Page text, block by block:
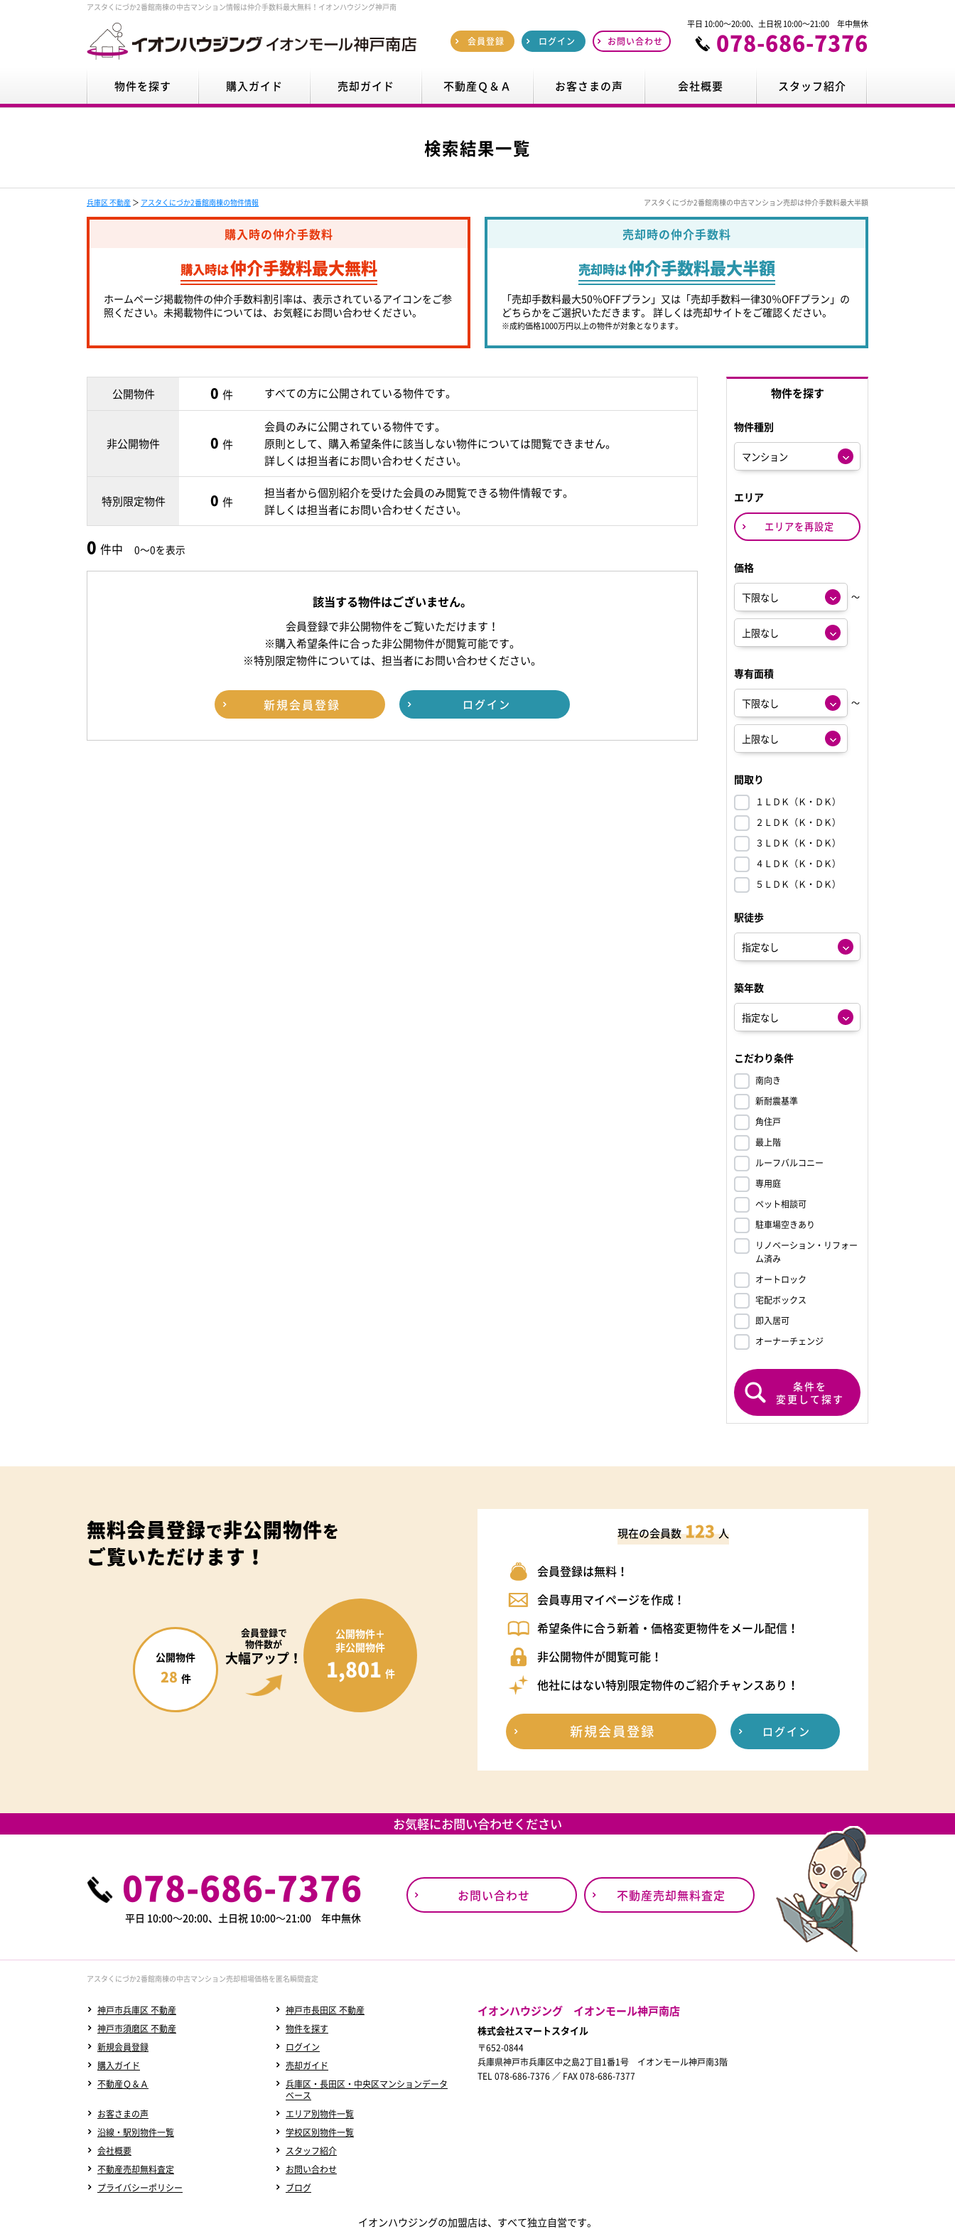
アスタくにづか2番館南棟の中古マンション情報は仲介手数料最大無料！イオンハウジング神戸南
会員登録 ログイン お問い合わせ
平日 10:00～20:00、土日祝 10:00～21:00 年中無休
078-686-7376
物件を探す 購入ガイド 売却ガイド 不動産Ｑ＆Ａ お客さまの声 会社概要 スタッフ紹介
検索結果一覧
兵庫区 不動産 ＞ アスタくにづか2番館南棟の物件情報 アスタくにづか2番館南棟の中古マンション売却は仲介手数料最大半額
購入時の仲介手数料
購入時は仲介手数料最大無料
ホームページ掲載物件の仲介手数料割引率は、表示されているアイコンをご参
照ください。未掲載物件については、お気軽にお問い合わせください。
売却時の仲介手数料
売却時は仲介手数料最大半額
「売却手数料最大50％OFFプラン」又は「売却手数料一律30％OFFプラン」の
どちらかをご選択いただきます。 詳しくは売却サイトをご確認ください。
※成約価格1000万円以上の物件が対象となります。
公開物件 0 件 すべての方に公開されている物件です。
非公開物件 0 件
会員のみに公開されている物件です。
原則として、購入希望条件に該当しない物件については閲覧できません。
詳しくは担当者にお問い合わせください。
特別限定物件 0 件
担当者から個別紹介を受けた会員のみ閲覧できる物件情報です。
詳しくは担当者にお問い合わせください。
0 件中 0～0を表示
該当する物件はございません。
会員登録で非公開物件をご覧いただけます！
※購入希望条件に合った非公開物件が閲覧可能です。
※特別限定物件については、担当者にお問い合わせください。
新規会員登録 ログイン
物件を探す
物件種別
エリア
エリアを再設定
価格
～
専有面積
～
間取り
１ＬＤＫ（Ｋ・ＤＫ）
２ＬＤＫ（Ｋ・ＤＫ）
３ＬＤＫ（Ｋ・ＤＫ）
４ＬＤＫ（Ｋ・ＤＫ）
５ＬＤＫ（Ｋ・ＤＫ）
駅徒歩
築年数
こだわり条件
南向き
新耐震基準
角住戸
最上階
ルーフバルコニー
専用庭
ペット相談可
駐車場空きあり
リノベーション・リフォー
ム済み
オートロック
宅配ボックス
即入居可
オーナーチェンジ
条件を
変更して探す
無料会員登録で非公開物件を
ご覧いただけます！
会員登録で
物件数が
大幅アップ！
公開物件
28 件
公開物件＋
非公開物件
1,801 件
現在の会員数 123 人
会員登録は無料！
会員専用マイページを作成！
希望条件に合う新着・価格変更物件をメール配信！
非公開物件が閲覧可能！
他社にはない特別限定物件のご紹介チャンスあり！
新規会員登録 ログイン
お気軽にお問い合わせください
078-686-7376
平日 10:00～20:00、土日祝 10:00～21:00 年中無休
お問い合わせ 不動産売却無料査定
アスタくにづか2番館南棟の中古マンション売却相場価格を匿名瞬間査定
神戸市兵庫区 不動産
神戸市長田区 不動産
神戸市須磨区 不動産
物件を探す
新規会員登録
ログイン
購入ガイド
売却ガイド
不動産Ｑ＆Ａ
兵庫区・長田区・中央区マンションデータ
ベース
お客さまの声
エリア別物件一覧
沿線・駅別物件一覧
学校区別物件一覧
会社概要
スタッフ紹介
不動産売却無料査定
お問い合わせ
プライバシーポリシー
ブログ
イオンハウジング イオンモール神戸南店
株式会社スマートスタイル
〒652-0844
兵庫県神戸市兵庫区中之島2丁目1番1号 イオンモール神戸南3階
TEL 078-686-7376 ／ FAX 078-686-7377
イオンハウジングの加盟店は、すべて独立自営です。